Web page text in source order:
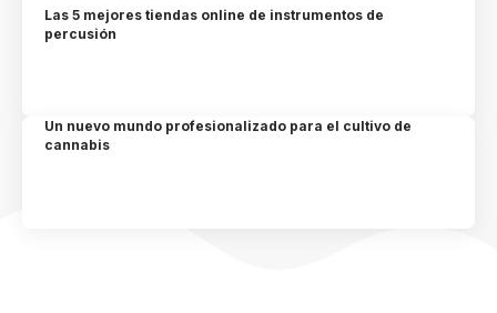
Las 5 mejores tiendas online de instrumentos de
percusión
Un nuevo mundo profesionalizado para el cultivo de
cannabis